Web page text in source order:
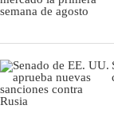
Internacional